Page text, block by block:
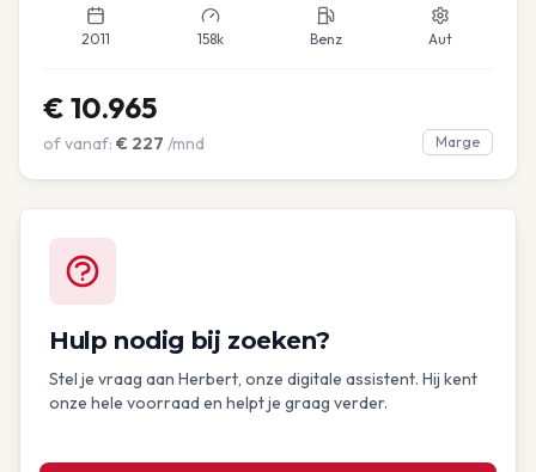
2011 158k Benz Aut
€ 10.965
of vanaf: € 227 /mnd Marge
Hulp nodig bij zoeken?
Stel je vraag aan Herbert, onze digitale assistent. Hij kent
onze hele voorraad en helpt je graag verder.